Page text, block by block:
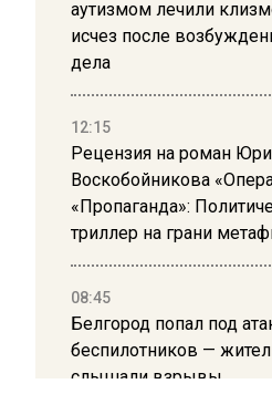
аутизмом лечили
исчез после
дела
12:15
Рецензия на роман
Воскобойникова
«Пропаганда»:
триллер на грани
08:45
Белгород попал под
беспилотников —
слышали взрывы